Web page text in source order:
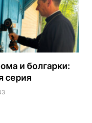
и болгарки:
серия